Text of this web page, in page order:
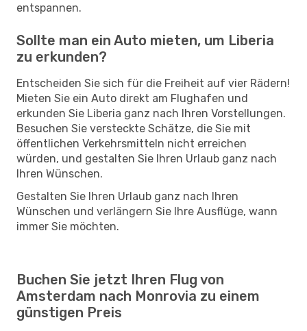
entspannen.
Sollte man ein Auto mieten, um Liberia
zu erkunden?
Entscheiden Sie sich für die Freiheit auf vier Rädern!
Mieten Sie ein Auto direkt am Flughafen und
erkunden Sie Liberia ganz nach Ihren Vorstellungen.
Besuchen Sie versteckte Schätze, die Sie mit
öffentlichen Verkehrsmitteln nicht erreichen
würden, und gestalten Sie Ihren Urlaub ganz nach
Ihren Wünschen.
Gestalten Sie Ihren Urlaub ganz nach Ihren
Wünschen und verlängern Sie Ihre Ausflüge, wann
immer Sie möchten.
Buchen Sie jetzt Ihren Flug von
Amsterdam nach Monrovia zu einem
günstigen Preis